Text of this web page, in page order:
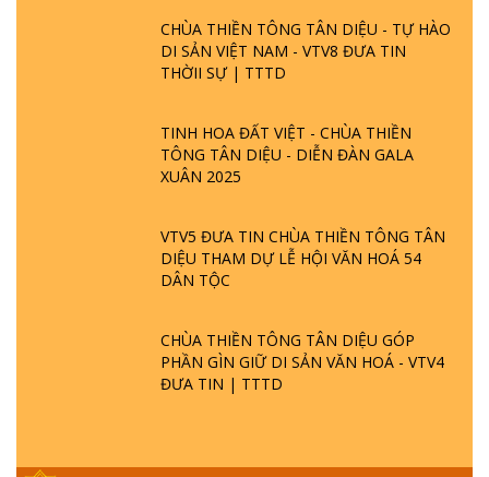
CHÙA THIỀN TÔNG TÂN DIỆU - TỰ HÀO
DI SẢN VIỆT NAM - VTV8 ĐƯA TIN
THỜII SỰ | TTTD
TINH HOA ĐẤT VIỆT - CHÙA THIỀN
TÔNG TÂN DIỆU - DIỄN ĐÀN GALA
XUÂN 2025
VTV5 ĐƯA TIN CHÙA THIỀN TÔNG TÂN
DIỆU THAM DỰ LỄ HỘI VĂN HOÁ 54
DÂN TỘC
CHÙA THIỀN TÔNG TÂN DIỆU GÓP
PHẦN GÌN GIỮ DI SẢN VĂN HOÁ - VTV4
ĐƯA TIN | TTTD